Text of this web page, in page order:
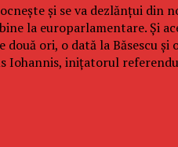
și se va dezlănțui
la europarlamentare. Și
ori, o dată la Băsescu
Iohannis, inițatorul